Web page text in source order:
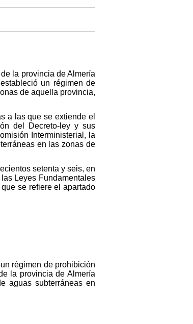
la provincia de Almería
un régimen de
de aquella provincia,
a las que se extiende el
del Decreto-ley y sus
Interministerial, la
en las zonas de
setenta y seis, en
Leyes Fundamentales
se refiere el apartado
régimen de prohibición
la provincia de Almería
aguas subterráneas en